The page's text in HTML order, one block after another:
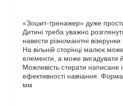
«Зошит-тренажер» дуже
Дитині треба уважно
навести різноманітні
На вільній сторінці малюк
елементи, а може вигадувати
Можливість стирати написане
ефективності навчання.
мм